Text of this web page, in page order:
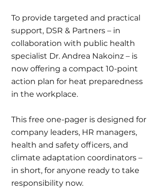
To provide targeted and practical
support, DSR & Partners – in
collaboration with public health
specialist Dr. Andrea Nakoinz – is
now offering a compact 10-point
action plan for heat preparedness
in the workplace.
This free one-pager is designed for
company leaders, HR managers,
health and safety officers, and
climate adaptation coordinators –
in short, for anyone ready to take
responsibility now.